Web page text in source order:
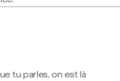
tu parles, on est là